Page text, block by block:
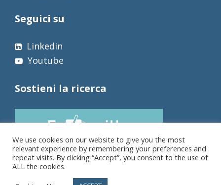
Seguici su
Linkedin
Youtube
Sostieni la ricerca
We use cookies on our website to give you the most
relevant experience by remembering your preferences and
repeat visits. By clicking “Accept”, you consent to the use of
ALL the cookies.